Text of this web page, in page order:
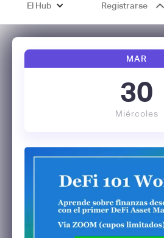
El Hub Registrarse
MAR
30
Miércoles